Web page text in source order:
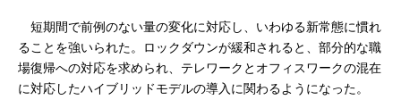
短期間で前例のない量の変化に対応し、いわゆる新常態に慣れ
ることを強いられた。ロックダウンが緩和されると、部分的な職
場復帰への対応を求められ、テレワークとオフィスワークの混在
に対応したハイブリッドモデルの導入に関わるようになった。